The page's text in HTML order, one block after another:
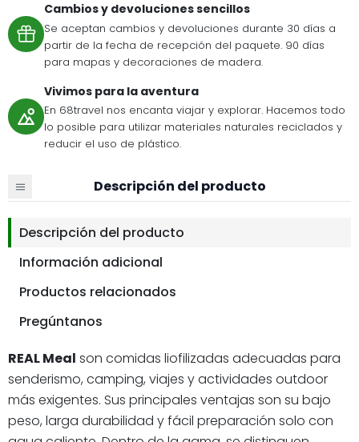
Cambios y devoluciones sencillos
Se aceptan cambios y devoluciones durante 30 días a
partir de la fecha de recepción del paquete. 90 días
para mapas y decoraciones de madera.
Vivimos para la aventura
En 68travel nos encanta viajar y explorar. Hacemos todo
lo posible para utilizar materiales naturales reciclados y
reducir el uso de plástico.
Descripción del producto
Descripción del producto
Información adicional
Productos relacionados
Pregúntanos
REAL Meal son comidas liofilizadas adecuadas para
senderismo, camping, viajes y actividades outdoor
más exigentes. Sus principales ventajas son su bajo
peso, larga durabilidad y fácil preparación solo con